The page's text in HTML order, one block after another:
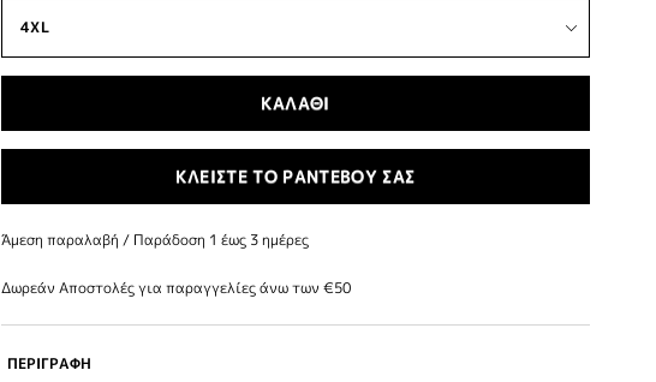
ΚΑΛΑΘΙ
ΚΛΕΙΣΤΕ ΤΟ ΡΑΝΤΕΒΟΥ ΣΑΣ
Άμεση παραλαβή / Παράδoση 1 έως 3 ημέρες
Δωρεάν Αποστολές για παραγγελίες άνω των €50
ΠΕΡΙΓΡΑΦΗ